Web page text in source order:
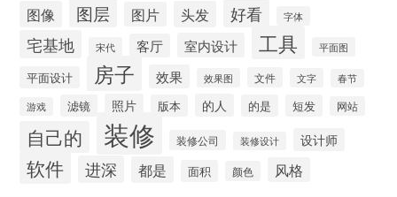
图像 图层 图片 头发 好看 字体
宅基地 宋代 客厅 室内设计 工具 平面图
平面设计 房子 效果 效果图 文件 文字 春节
游戏 滤镜 照片 版本 的人 的是 短发 网站
自己的 装修 装修公司 装修设计 设计师
软件 进深 都是 面积 颜色 风格